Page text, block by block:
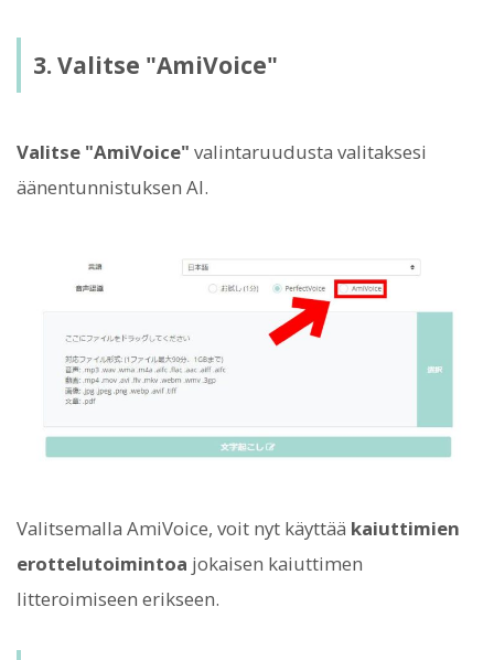
3. Valitse "AmiVoice"
Valitse "AmiVoice" valintaruudusta valitaksesi
äänentunnistuksen AI.
Valitsemalla AmiVoice, voit nyt käyttää kaiuttimien
erottelutoimintoa jokaisen kaiuttimen
litteroimiseen erikseen.